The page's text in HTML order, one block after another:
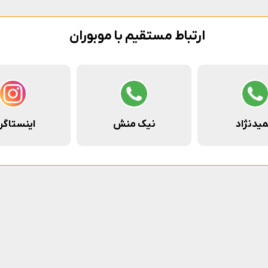
ارتباط مستقیم با موبوران
نیک منش